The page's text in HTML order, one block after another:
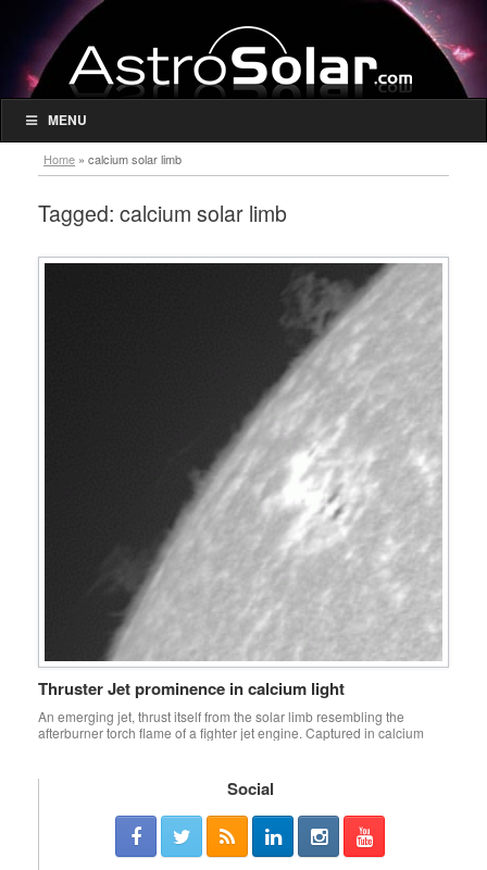
MENU
Home » calcium solar limb
Tagged: calcium solar limb
Thruster Jet prominence in calcium light
An emerging jet, thrust itself from the solar limb resembling the
afterburner torch flame of a fighter jet engine. Captured in calcium
stacked best 10 frames per video segment. 308 total frames […]
Social